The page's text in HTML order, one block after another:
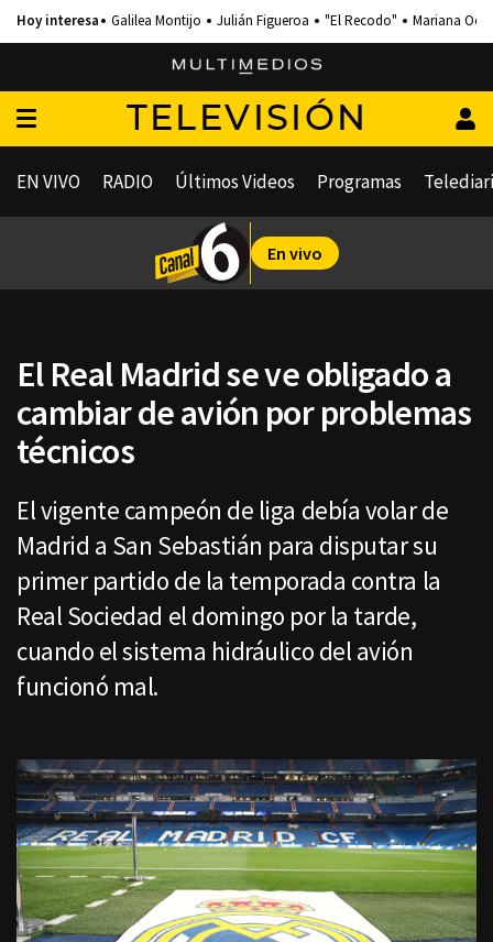
Galilea Montijo Julián Figueroa "El Recodo" Mariana
TELEVISIÓN
EN VIVO RADIO Últimos Videos Programas
En vivo
El Real Madrid se ve obligado a
cambiar de avión por problemas
técnicos
El vigente campeón de liga debía volar de
Madrid a San Sebastián para disputar su
primer partido de la temporada contra la
Real Sociedad el domingo por la tarde,
cuando el sistema hidráulico del avión
funcionó mal.